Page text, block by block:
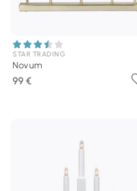
STAR TRADING
Novum
99 €